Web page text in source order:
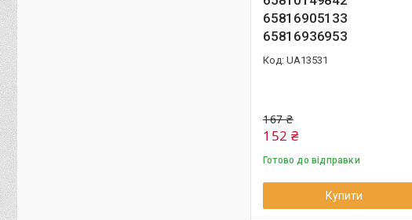
65816905133
65816936953
UA13531
167 ₴
152 ₴
Готово до відправки
Купити